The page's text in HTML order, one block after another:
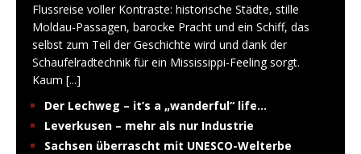
Flussreise voller Kontraste: historische Städte, stille
Moldau-Passagen, barocke Pracht und ein Schiff, das
selbst zum Teil der Geschichte wird und dank der
Schaufelradtechnik für ein Mississippi-Feeling sorgt.
Kaum [...]
Der Lechweg – it’s a „wanderful“ life…
Leverkusen – mehr als nur Industrie
Sachsen überrascht mit UNESCO-Welterbe